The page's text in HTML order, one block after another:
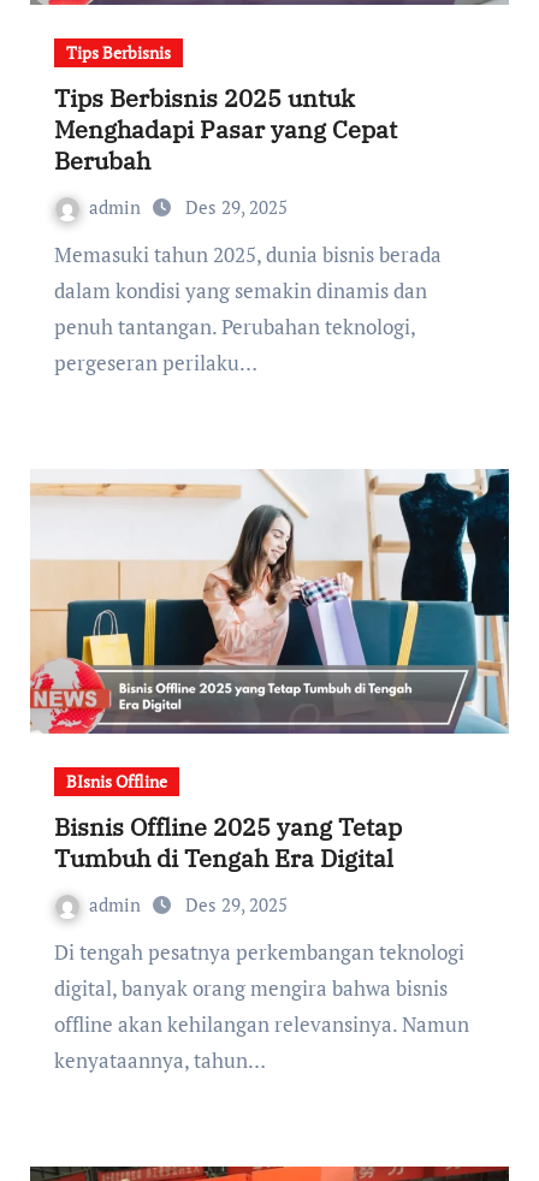
Tips Berbisnis
Tips Berbisnis 2025 untuk
Menghadapi Pasar yang Cepat
Berubah
admin Des 29, 2025
Memasuki tahun 2025, dunia bisnis berada
dalam kondisi yang semakin dinamis dan
penuh tantangan. Perubahan teknologi,
pergeseran perilaku…
BIsnis Offline
Bisnis Offline 2025 yang Tetap
Tumbuh di Tengah Era Digital
admin Des 29, 2025
Di tengah pesatnya perkembangan teknologi
digital, banyak orang mengira bahwa bisnis
offline akan kehilangan relevansinya. Namun
kenyataannya, tahun…